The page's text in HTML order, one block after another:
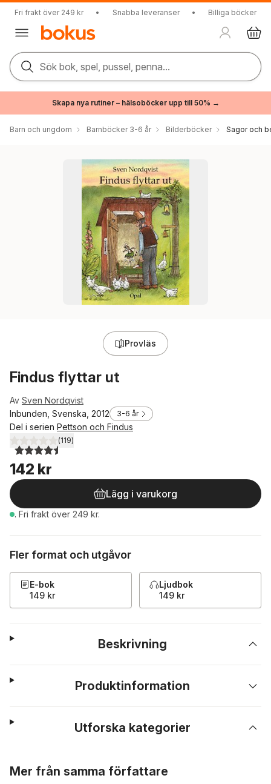
Fri frakt över 249 kr • Snabba leveranser • Billiga böcker
Sök bok, spel, pussel, penna...
Skapa nya rutiner – hälsoböcker upp till 50% →
Barn och ungdom Barnböcker 3-6 år Bilderböcker Sagor och
Provläs
Findus flyttar ut
Av Sven Nordqvist
Inbunden, Svenska, 2012
3-6 år
Del i serien Pettson och Findus
4,5utav 5 stjärnor. Totalt antal röster:
(119)
142 kr
Lägg i varukorg
. Fri frakt över 249 kr.
Fler format och utgåvor
E-bok
149 kr
Ljudbok
149 kr
Beskrivning
Produktinformation
Utforska kategorier
Mer från samma författare